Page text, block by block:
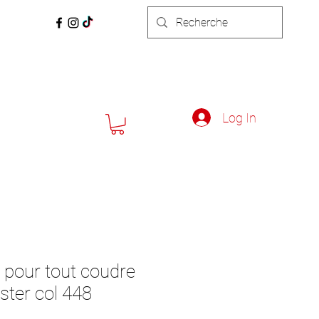
Log In
pour tout coudre
col 448